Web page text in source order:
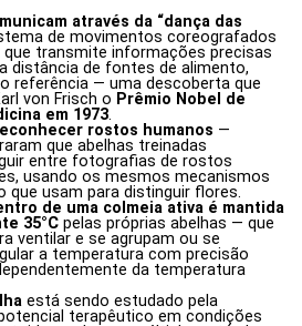
através da “dança das
de movimentos coreografados
transmite informações precisas
distância de fontes de alimento,
referência — uma descoberta que
von Frisch o Prêmio Nobel de
em 1973.
rostos humanos —
que abelhas treinadas
entre fotografias de rostos
usando os mesmos mecanismos
que usam para distinguir flores.
de uma colmeia ativa é mantida
35°C pelas próprias abelhas — que
ventilar e se agrupam ou se
a temperatura com precisão
da temperatura
está sendo estudado pela
terapêutico em condições